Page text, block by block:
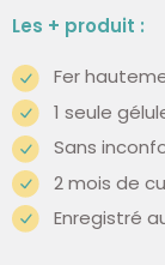
Les + produit :
Fer
1 seule
Sans
2 mois de
Enregistré